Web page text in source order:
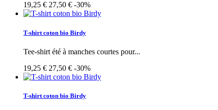
19,25 € 27,50 € -30%
T-shirt coton bio Birdy
Tee-shirt été à manches courtes pour...
19,25 € 27,50 € -30%
T-shirt coton bio Birdy